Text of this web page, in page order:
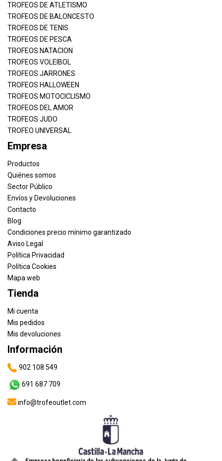
TROFEOS DE ATLETISMO
TROFEOS DE BALONCESTO
TROFEOS DE TENIS
TROFEOS DE PESCA
TROFEOS NATACION
TROFEOS VOLEIBOL
TROFEOS JARRONES
TROFEOS HALLOWEEN
TROFEOS MOTOCICLISMO
TROFEOS DEL AMOR
TROFEOS JUDO
TROFEO UNIVERSAL
Empresa
Productos
Quiénes somos
Sector Público
Envíos y Devoluciones
Contacto
Blog
Condiciones precio mínimo garantizado
Aviso Legal
Política Privacidad
Política Cookies
Mapa web
Tienda
Mi cuenta
Mis pedidos
Mis devoluciones
Información
902 108 549
691 687 709
info@trofeoutlet.com